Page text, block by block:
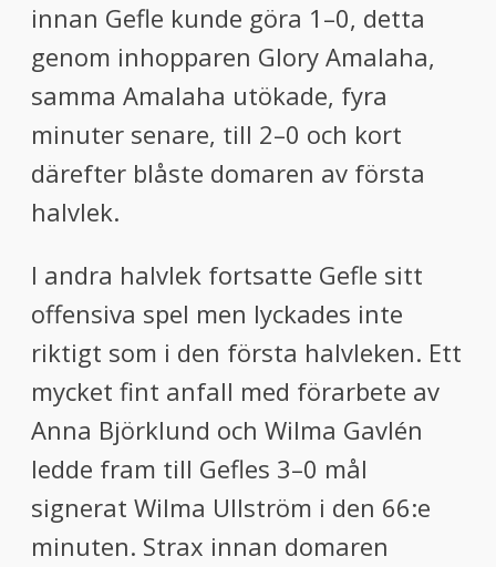
innan Gefle kunde göra 1–0, detta
genom inhopparen Glory Amalaha,
samma Amalaha utökade, fyra
minuter senare, till 2–0 och kort
därefter blåste domaren av första
halvlek.
I andra halvlek fortsatte Gefle sitt
offensiva spel men lyckades inte
riktigt som i den första halvleken. Ett
mycket fint anfall med förarbete av
Anna Björklund och Wilma Gavlén
ledde fram till Gefles 3–0 mål
signerat Wilma Ullström i den 66:e
minuten. Strax innan domaren